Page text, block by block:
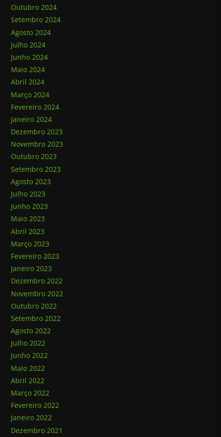
Outubro 2024
Setembro 2024
Agosto 2024
Julho 2024
Junho 2024
Maio 2024
Abril 2024
Março 2024
Fevereiro 2024
Janeiro 2024
Dezembro 2023
Novembro 2023
Outubro 2023
Setembro 2023
Agosto 2023
Julho 2023
Junho 2023
Maio 2023
Abril 2023
Março 2023
Fevereiro 2023
Janeiro 2023
Dezembro 2022
Novembro 2022
Outubro 2022
Setembro 2022
Agosto 2022
Julho 2022
Junho 2022
Maio 2022
Abril 2022
Março 2022
Fevereiro 2022
Janeiro 2022
Dezembro 2021